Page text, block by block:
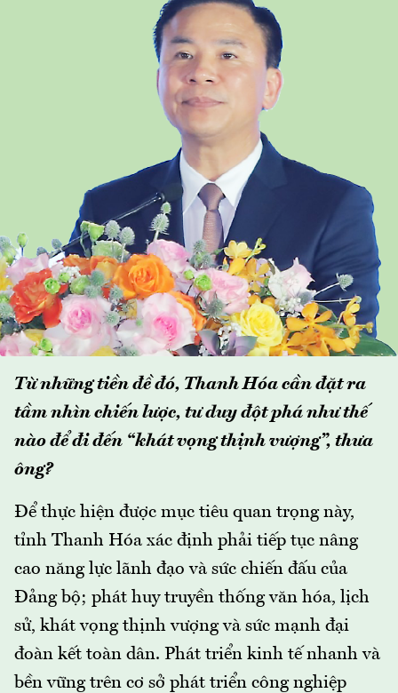
Từ những tiền đề đó, Thanh Hóa cần đặt ra
tầm nhìn chiến lược, tư duy đột phá như thế
nào để đi đến “khát vọng thịnh vượng”, thưa
ông?
Để thực hiện được mục tiêu quan trọng này,
tỉnh Thanh Hóa xác định phải tiếp tục nâng
cao năng lực lãnh đạo và sức chiến đấu của
Đảng bộ; phát huy truyền thống văn hóa, lịch
sử, khát vọng thịnh vượng và sức mạnh đại
đoàn kết toàn dân. Phát triển kinh tế nhanh và
bền vững trên cơ sở phát triển công nghiệp